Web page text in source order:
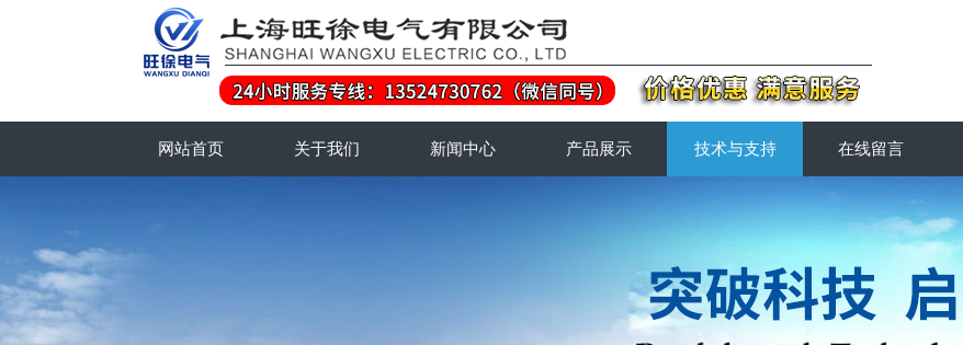
网站首页 关于我们 新闻中心 产品展示 技术与支持 在线留言